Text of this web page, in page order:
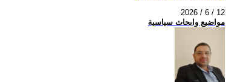
2026 / 6 / 12
مواضيع وابحاث سياسية